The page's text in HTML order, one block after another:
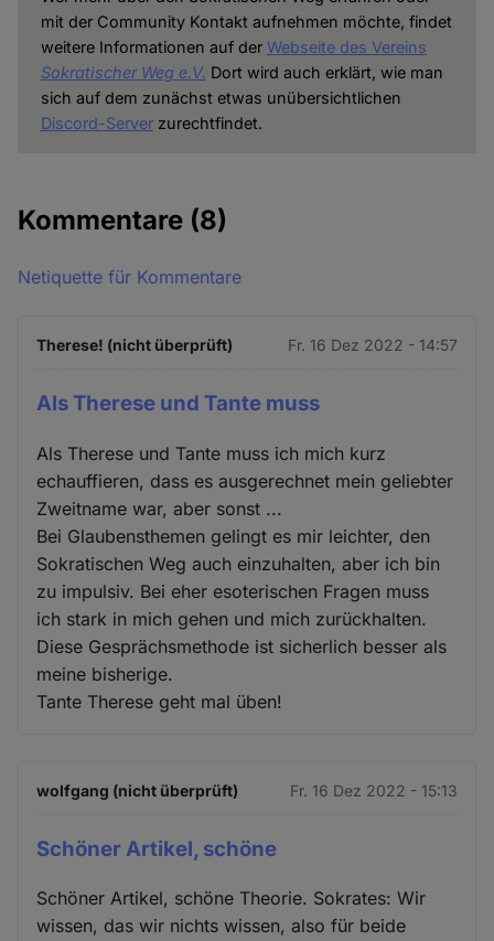
mit der Community Kontakt aufnehmen möchte, findet
weitere Informationen auf der Webseite des Vereins
Sokratischer Weg e.V. Dort wird auch erklärt, wie man
sich auf dem zunächst etwas unübersichtlichen
Discord-Serverzurechtfindet.
Kommentare (8)
Netiquette für Kommentare
Therese! (nicht überprüft) Fr. 16 Dez 2022 - 14:57
Als Therese und Tante muss
Als Therese und Tante muss ich mich kurz
echauffieren, dass es ausgerechnet mein geliebter
Zweitname war, aber sonst ...
Bei Glaubensthemen gelingt es mir leichter, den
Sokratischen Weg auch einzuhalten, aber ich bin
zu impulsiv. Bei eher esoterischen Fragen muss
ich stark in mich gehen und mich zurückhalten.
Diese Gesprächsmethode ist sicherlich besser als
meine bisherige.
Tante Therese geht mal üben!
wolfgang (nicht überprüft) Fr. 16 Dez 2022 - 15:13
Schöner Artikel, schöne
Schöner Artikel, schöne Theorie. Sokrates: Wir
wissen, das wir nichts wissen, also für beide